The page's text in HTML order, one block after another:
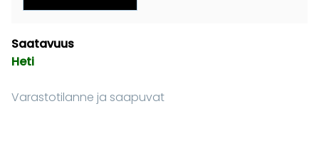
Saatavuus
Heti
Varastotilanne ja saapuvat